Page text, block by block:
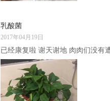
乳酸菌
2017年04月19日
已经康复啦 谢天谢地 肉肉们没有